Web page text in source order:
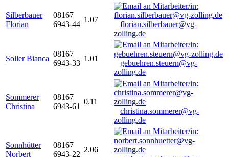
Silberbauer
Florian
08167
6943-44
1.07
florian.silberbauer@vg-
zolling.de
Soller Bianca
08167
6943-33
1.01
gebuehren.steuern@vg-
zolling.de
Sommerer
Christina
08167
6943-61
0.11
christina.sommerer@vg-
zolling.de
Sonnhütter
Norbert
08167
6943-22
2.06